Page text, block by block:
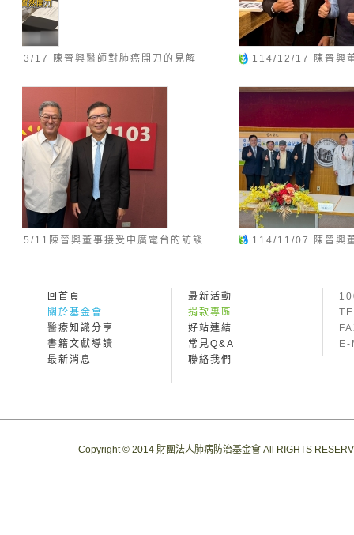
114/12/17 陳晉興董事受邀中視大雲時堂訪談
114/
生〉
114/11/07 陳晉興董事於「台大醫院與台灣醫學
114/
回首頁
關於基金會
醫療知識分享
書籍文獻導讀
最新消息
最新活動
捐款專區
好站連結
常見Q&A
聯絡我們
Copyright © 2014 財團法人肺病防治基金會 All RIGHTS